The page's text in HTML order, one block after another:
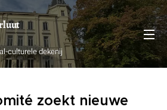
culturele dekenij
zoekt nieuwe